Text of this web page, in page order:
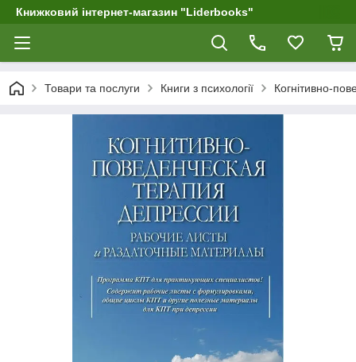
Книжковий інтернет-магазин "Liderbooks"
Товари та послуги Книги з психології Когнітивно-